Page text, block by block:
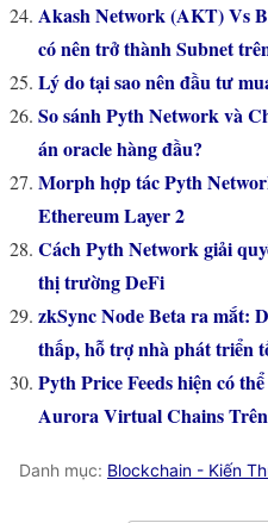
Akash Network (AKT) Vs
có nên trở thành Subnet
Lý do tại sao nên đầu tư
So sánh Pyth Network và
án oracle hàng đầu?
Morph hợp tác Pyth
Ethereum Layer 2
Cách Pyth Network giải
thị trường DeFi
zkSync Node Beta ra mắt:
thấp, hỗ trợ nhà phát triển
Pyth Price Feeds hiện có
Aurora Virtual Chains
Danh mục: Blockchain - Kiến